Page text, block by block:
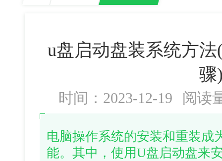
u盘启动盘装系统方
骤
时间：2023-12-19 阅读
电脑操作系统的安装和重装成
能。其中，使用U盘启动盘来